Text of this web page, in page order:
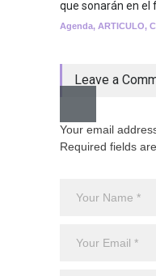
que sonarán en el
Agenda, ARTICULO,
Leave a
Your email
Required fields